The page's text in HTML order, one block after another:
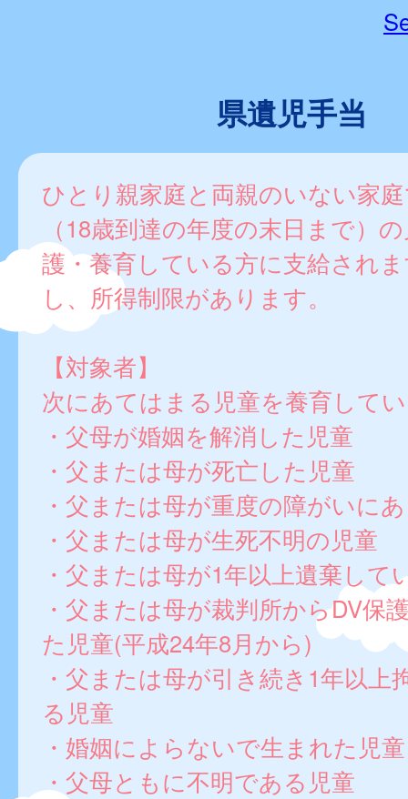
県遺児手当
ひとり親家庭と両親のいない家
（18歳到達の年度の末日まで）
護・養育している方に支給され
し、所得制限があります。
【対象者】
次にあてはまる児童を養育して
・父母が婚姻を解消した児童
・父または母が死亡した児童
・父または母が重度の障がいに
・父または母が生死不明の児童
・父または母が1年以上遺棄して
・父または母が裁判所からDV保
た児童(平成24年8月から)
・父または母が引き続き1年以上
る児童
・婚姻によらないで生まれた児童
・父母ともに不明である児童